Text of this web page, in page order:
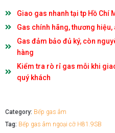
Giao gas nhanh tại tp Hồ Chí
Gas chính hãng, thương
Gas đảm bảo đủ ký, còn
hàng
Kiểm tra rò rỉ gas mỗi khi
quý khách
Category: Bếp gas âm
Tag: Bếp gas âm ngoại cỡ H81.9SB